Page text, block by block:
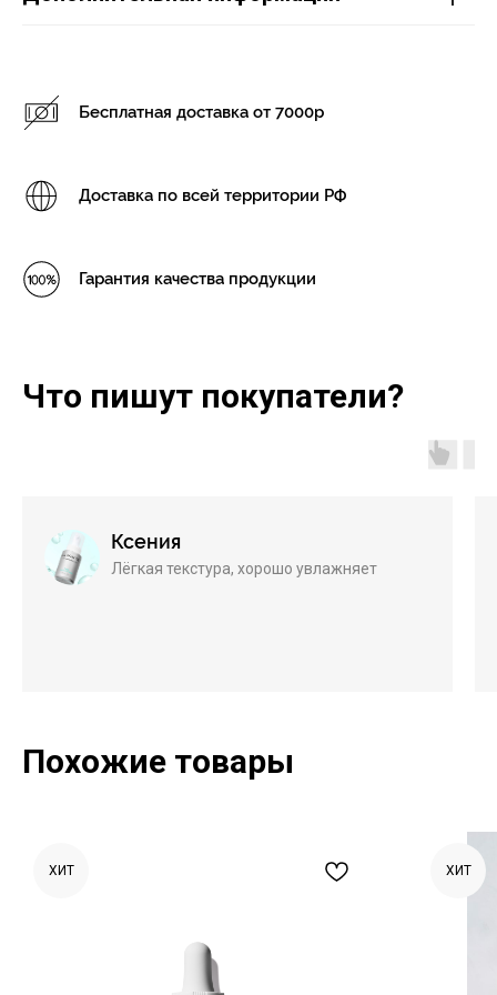
Бесплатная доставка от 7000р
Доставка по всей территории РФ
Гарантия качества продукции
Что пишут покупатели?
Ксения
Лёгкая текстура, хорошо увлажняет
Похожие товары
ХИТ ХИТ